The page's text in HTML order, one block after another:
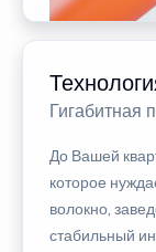
Гигабитная
До Вашей
которое
волокно,
стабильный